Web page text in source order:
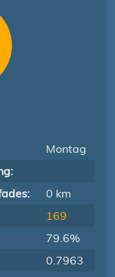
Montag
0 km
169
79.6%
0.7963